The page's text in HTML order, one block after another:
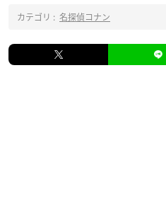
カテゴリ : 名探偵コナン